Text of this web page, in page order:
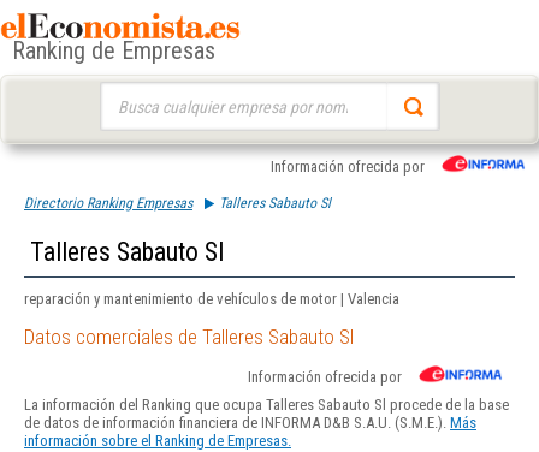
Ranking de Empresas
Información ofrecida por
Directorio Ranking Empresas Talleres Sabauto Sl
Talleres Sabauto Sl
reparación y mantenimiento de vehículos de motor | Valencia
Datos comerciales de Talleres Sabauto Sl
Información ofrecida por
La información del Ranking que ocupa Talleres Sabauto Sl procede de la base
de datos de información financiera de INFORMA D&B S.A.U. (S.M.E.). Más
información sobre el Ranking de Empresas.